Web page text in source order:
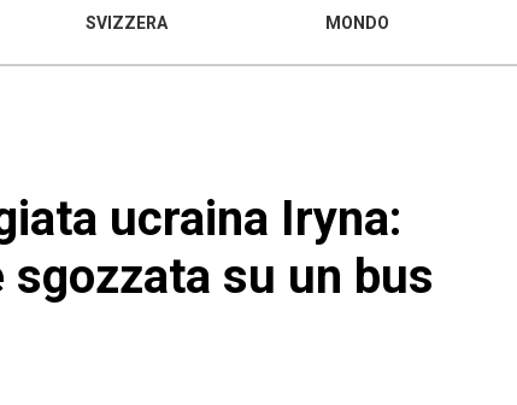
SVIZZERA MONDO
ucraina Iryna:
su un bus